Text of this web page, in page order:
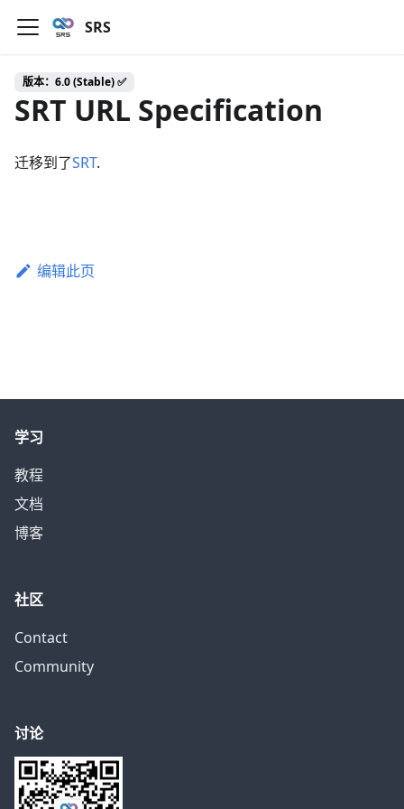
SRS
版本：6.0 (Stable) ✅
SRT URL Specification
迁移到了SRT.
编辑此页
学习
教程
文档
博客
社区
Contact
Community
讨论